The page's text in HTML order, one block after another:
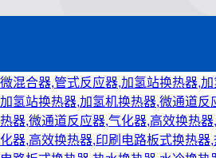
微混合器,管式反应器,加氢站换热器,
加氢站换热器,加氢机换热器,微通道
热器,微通道反应器,气化器,高效换热
化器,高效换热器,印刷电路板式换热